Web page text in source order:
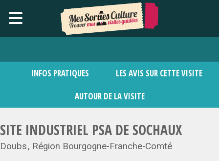
INFOS PRATIQUES LES AVIS SUR CETTE VISITE
AUTOUR DE LA VISITE
SITE INDUSTRIEL PSA DE SOCHAUX
Doubs Région Bourgogne-Franche-Comté